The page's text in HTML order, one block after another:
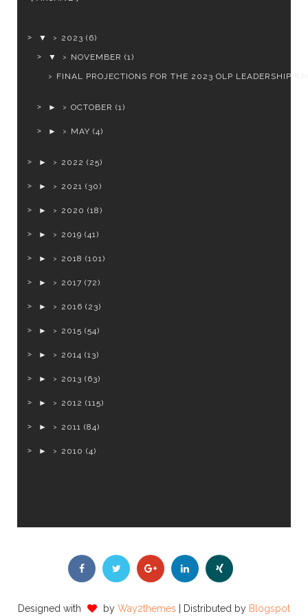
▼ 2023 (6)
▼
NOVEMBER (1)
FINAL PROJECTIONS FOR THE 2023 OLP LEADERSHIP
► OCTOBER (1)
► MAY (4)
► 2022 (25)
► 2021 (30)
► 2020 (18)
► 2019 (41)
► 2018 (101)
► 2017 (72)
► 2016 (23)
► 2015 (54)
► 2014 (13)
► 2013 (63)
► 2012 (115)
► 2011 (84)
► 2010 (4)
Designed with by Way2themes | Distributed by Blogspot